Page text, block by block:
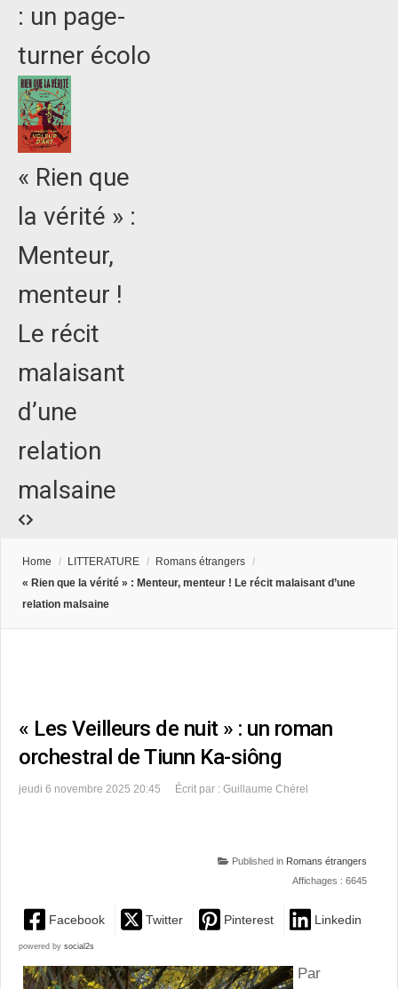
: un page-
turner écolo
« Rien que
la vérité » :
Menteur,
menteur !
Le récit
malaisant
d’une
relation
malsaine
Home / LITTERATURE / Romans étrangers /
« Rien que la vérité » : Menteur, menteur ! Le récit malaisant d’une
relation malsaine
« Les Veilleurs de nuit » : un roman
orchestral de Tiunn Ka-siông
jeudi 6 novembre 2025 20:45 Écrit par : Guillaume Chérel
Published in Romans étrangers
Affichages : 6645
Facebook Twitter Pinterest Linkedin
powered by social2s
Par